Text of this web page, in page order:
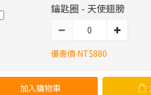
鑰匙圈 - 天使翅膀
優惠價 NT$880
加入購物車